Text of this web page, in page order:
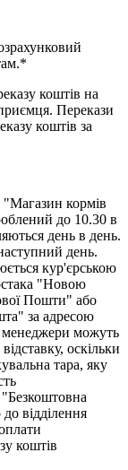
коштів на
Перекази
коштів за
"Магазин кормів
до 10.30 в
день в день.
день.
кур'єрською
"Новою
Пошти" або
за адресою
менеджери можуть
оскільки
тара, яку
"Безкоштовна
відділення
коштів